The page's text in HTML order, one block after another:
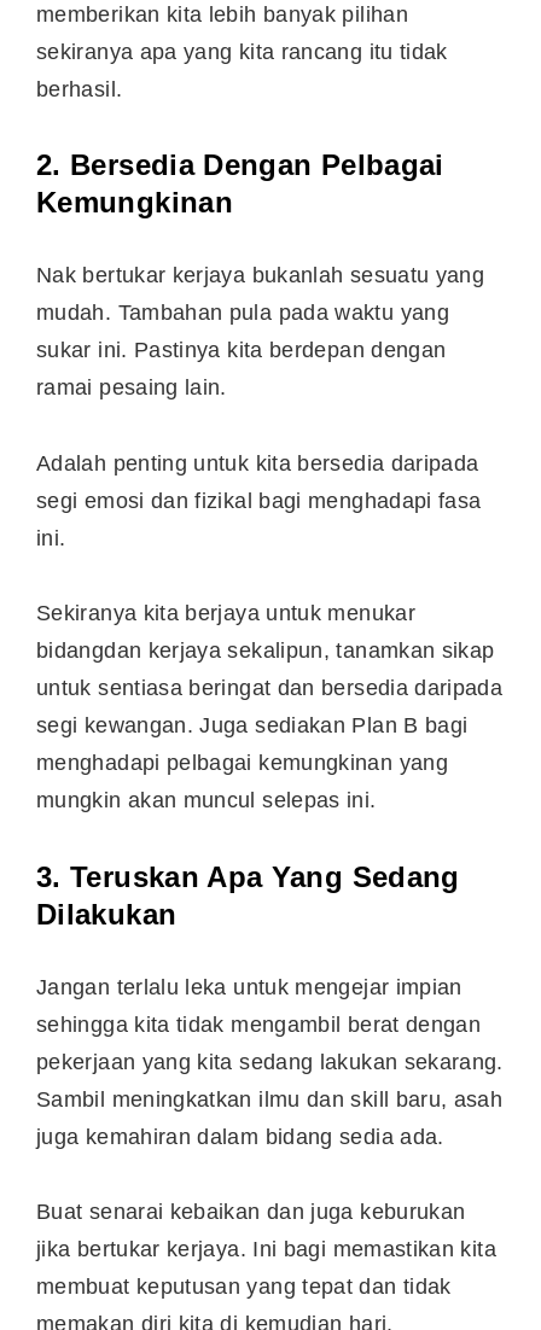
memberikan kita lebih banyak pilihan
sekiranya apa yang kita rancang itu tidak
berhasil.
2. Bersedia Dengan Pelbagai
Kemungkinan
Nak bertukar kerjaya bukanlah sesuatu yang
mudah. Tambahan pula pada waktu yang
sukar ini. Pastinya kita berdepan dengan
ramai pesaing lain.
Adalah penting untuk kita bersedia daripada
segi emosi dan fizikal bagi menghadapi fasa
ini.
Sekiranya kita berjaya untuk menukar
bidangdan kerjaya sekalipun, tanamkan sikap
untuk sentiasa beringat dan bersedia daripada
segi kewangan. Juga sediakan Plan B bagi
menghadapi pelbagai kemungkinan yang
mungkin akan muncul selepas ini.
3. Teruskan Apa Yang Sedang
Dilakukan
Jangan terlalu leka untuk mengejar impian
sehingga kita tidak mengambil berat dengan
pekerjaan yang kita sedang lakukan sekarang.
Sambil meningkatkan ilmu dan skill baru, asah
juga kemahiran dalam bidang sedia ada.
Buat senarai kebaikan dan juga keburukan
jika bertukar kerjaya. Ini bagi memastikan kita
membuat keputusan yang tepat dan tidak
memakan diri kita di kemudian hari.